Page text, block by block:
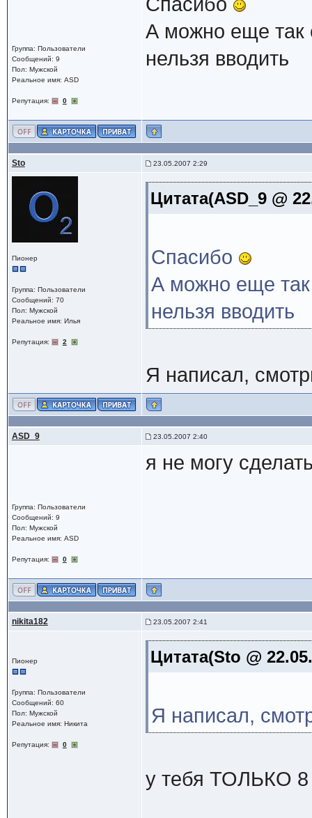
Группа: Пользователи
Сообщений: 9
Пол: Мужской
Реальное имя: ASD
Репутация: 0
А можно еще так
нельзя вводить
Sto 23.05.2007 2:29
Пионер
Группа: Пользователи
Сообщений: 70
Пол: Мужской
Реальное имя: Илья
Репутация: 2
Цитата(ASD_9 @
Спасибо
А можно еще
нельзя вводить
Я написал,
ASD_9 23.05.2007 2:40
Группа: Пользователи
Сообщений: 9
Пол: Мужской
Реальное имя: ASD
Репутация: 0
я не могу
nikita182 23.05.2007 2:41
Пионер
Группа: Пользователи
Сообщений: 60
Пол: Мужской
Реальное имя: Никита
Репутация: 0
Цитата(Sto @
Я написал,
у тебя ТОЛЬКО